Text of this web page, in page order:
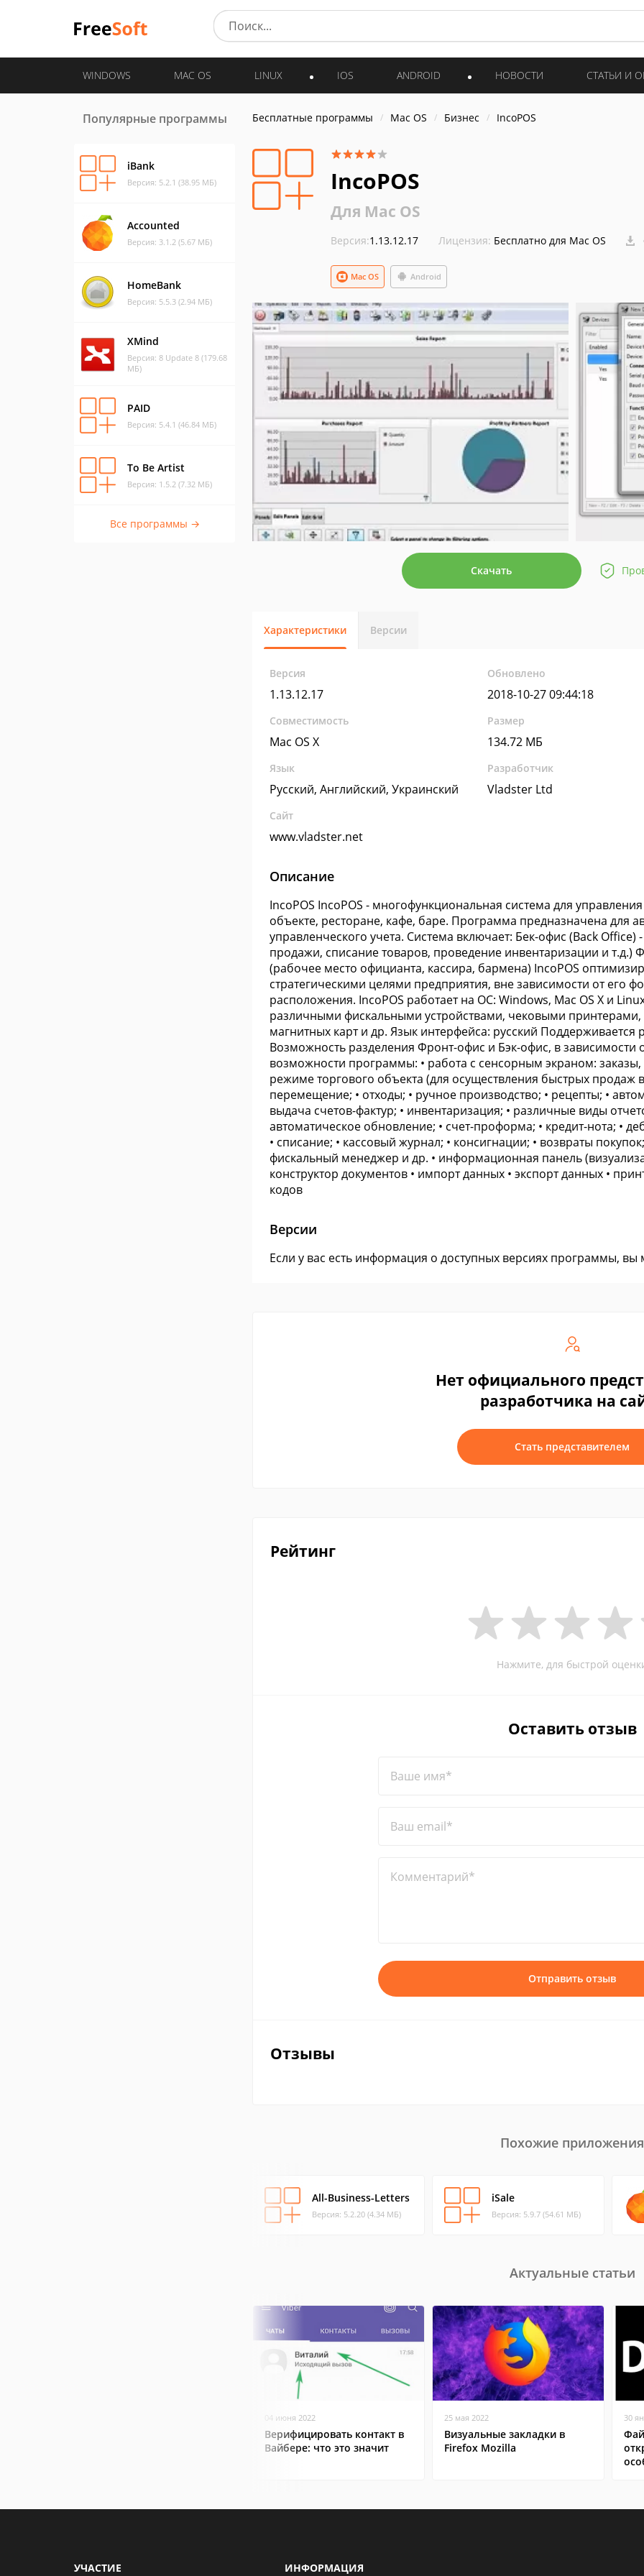
WINDOWS MAC OS LINUX IOS ANDROID НОВОСТИ СТАТЬИ И
Популярные программы
iBank
Версия: 5.2.1 (38.95 МБ)
Accounted
Версия: 3.1.2 (5.67 МБ)
HomeBank
Версия: 5.5.3 (2.94 МБ)
XMind
Версия: 8 Update 8 (179.68
МБ)
PAID
Версия: 5.4.1 (46.84 МБ)
To Be Artist
Версия: 1.5.2 (7.32 МБ)
Все программы →
Бесплатные программы Mac OS Бизнес IncoPOS
IncoPOS
Для Mac OS
Версия:1.13.12.17 Лицензия: Бесплатно для Mac OS
Android
Mac OS
Скачать
Характеристики Версии
Версия
1.13.12.17
Обновлено
2018-10-27 09:44:18
Совместимость
Mac OS X
Размер
134.72 МБ
Язык
Русский, Английский, Украинский
Разработчик
Vladster Ltd
Сайт
www.vladster.net
Описание
IncoPOS IncoPOS - многофункциональная система для
объекте, ресторане, кафе, баре. Программа предназначена для
управленческого учета. Система включает: Бек-офис (Back Office)
продажи, списание товаров, проведение инвентаризации и т.д.)
(рабочее место официанта, кассира, бармена) IncoPOS
стратегическими целями предприятия, вне зависимости от его
расположения. IncoPOS работает на ОС: Windows, Mac OS X и
различными фискальными устройствами, чековыми
магнитных карт и др. Язык интерфейса: русский Поддерживается
Возможность разделения Фронт-офис и Бэк-офис, в
возможности программы: • работа с сенсорным экраном:
режиме торгового объекта (для осуществления быстрых продаж
перемещение; • отходы; • ручное производство; • рецепты; •
выдача счетов-фактур; • инвентаризация; • различные виды
автоматическое обновление; • счет-проформа; • кредит-нота; •
• списание; • кассовый журнал; • консигнации; • возвраты
фискальный менеджер и др. • информационная панель
конструктор документов • импорт данных • экспорт данных •
кодов
Версии
Если у вас есть информация о доступных версиях программы,
Нет официального
разработчика на
Стать представителем
Рейтинг
Нажмите, для быстрой
Оставить отзыв
Ваше имя*
Ваш email*
Комментарий*
Отправить отзыв
Отзывы
Похожие приложения
All-Business-Letters
Версия: 5.2.20 (4.34 МБ)
iSale
Версия: 5.9.7 (54.61 МБ)
Актуальные статьи
04 июня 2022
Верифицировать контакт в
Вайбере: что это значит
25 мая 2022
Визуальные закладки в
Firefox Mozilla
30
УЧАСТИЕ ИНФОРМАЦИЯ